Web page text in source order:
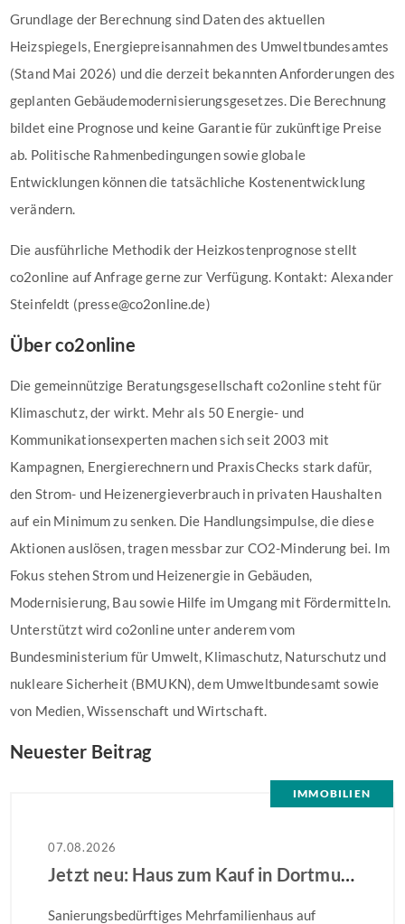
Grundlage der Berechnung sind Daten des aktuellen
Heizspiegels, Energiepreisannahmen des Umweltbundesamtes
(Stand Mai 2026) und die derzeit bekannten Anforderungen des
geplanten Gebäudemodernisierungsgesetzes. Die Berechnung
bildet eine Prognose und keine Garantie für zukünftige Preise
ab. Politische Rahmenbedingungen sowie globale
Entwicklungen können die tatsächliche Kostenentwicklung
verändern.
Die ausführliche Methodik der Heizkostenprognose stellt
co2online auf Anfrage gerne zur Verfügung. Kontakt: Alexander
Steinfeldt (presse@co2online.de)
Über co2online
Die gemeinnützige Beratungsgesellschaft co2online steht für
Klimaschutz, der wirkt. Mehr als 50 Energie- und
Kommunikationsexperten machen sich seit 2003 mit
Kampagnen, Energierechnern und PraxisChecks stark dafür,
den Strom- und Heizenergieverbrauch in privaten Haushalten
auf ein Minimum zu senken. Die Handlungsimpulse, die diese
Aktionen auslösen, tragen messbar zur CO2-Minderung bei. Im
Fokus stehen Strom und Heizenergie in Gebäuden,
Modernisierung, Bau sowie Hilfe im Umgang mit Fördermitteln.
Unterstützt wird co2online unter anderem vom
Bundesministerium für Umwelt, Klimaschutz, Naturschutz und
nukleare Sicherheit (BMUKN), dem Umweltbundesamt sowie
von Medien, Wissenschaft und Wirtschaft.
Neuester Beitrag
IMMOBILIEN
07.08.2026
Jetzt neu: Haus zum Kauf in Dortmund
Sanierungsbedürftiges Mehrfamilienhaus auf